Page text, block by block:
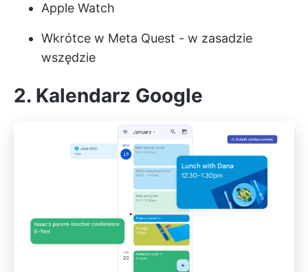
Apple Watch
Wkrótce w Meta Quest - w zasadzie
wszędzie
2. Kalendarz Google